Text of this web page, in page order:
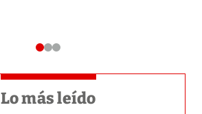
Lo más leído